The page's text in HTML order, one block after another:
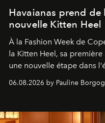
Havaianas prend de
nouvelle Kitten Heel
À la Fashion Week de
la Kitten Heel, sa
une nouvelle étape dans
06.08.2026 by Pauline